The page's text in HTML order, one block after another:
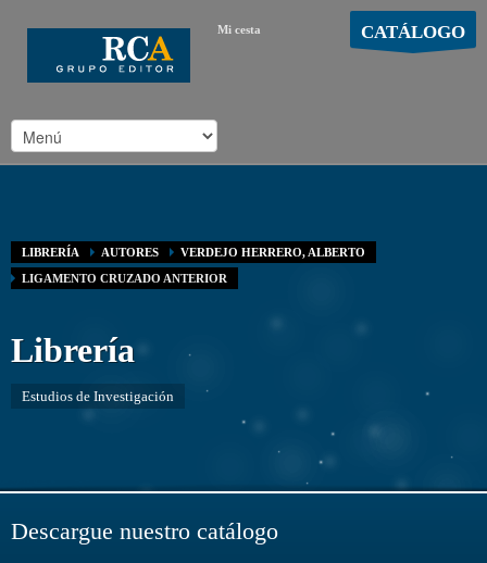
Mi cesta CATÁLOGO
LIBRERÍA AUTORES
VERDEJO HERRERO, ALBERTO
LIGAMENTO CRUZADO ANTERIOR
Librería
Estudios de Investigación
Descargue nuestro catálogo